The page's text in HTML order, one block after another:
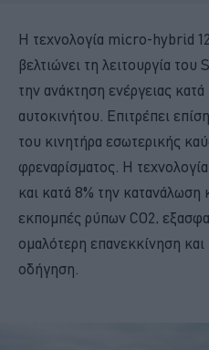
Η τεχνολογία micro-hybrid
βελτιώνει τη λειτουργία
την ανάκτηση ενέργειας
αυτοκινήτου. Επιτρέπει
του κινητήρα εσωτερικής
φρεναρίσματος. Η
και κατά 8% την κατανάλωση
εκπομπές ρύπων CO2,
ομαλότερη επανεκκίνηση
οδήγηση.